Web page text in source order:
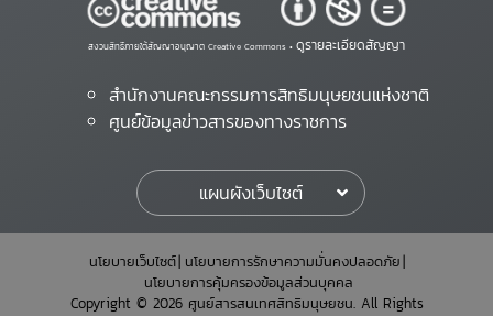
สงวนสิทธิ์ภายใต้สัญญาอนุญาต Creative Commons • ดูรายละเอียดสัญญา
สำนักงานคณะกรรมการสิทธิมนุษยชนแห่งชาติ
ศูนย์ข้อมูลข่าวสารของทางราชการ
แผนผังเว็บไซต์
นโยบายเว็บไซต์ นโยบายการรักษาความมั่นคงปลอดภัย
นโยบายการคุ้มครองข้อมูลส่วนบุคคล
Copyright © 2026 ศูนย์สารสนเทศสิทธิมนุษยชน. All Rights